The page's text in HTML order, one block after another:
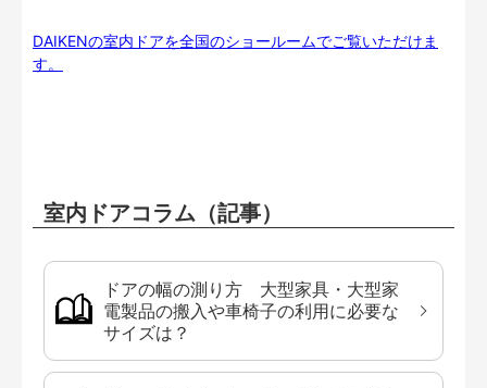
DAIKENの室内ドアを全国のショールームでご覧いただけま
す。
室内ドアコラム（記事）
ドアの幅の測り方 大型家具・大型家
電製品の搬入や車椅子の利用に必要な
サイズは？